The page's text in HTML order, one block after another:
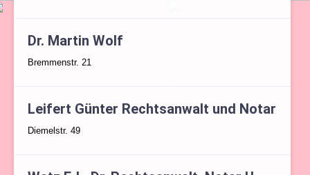
Dr. Martin Wolf
Bremmenstr. 21
Leifert Günter Rechtsanwalt und Notar
Diemelstr. 49